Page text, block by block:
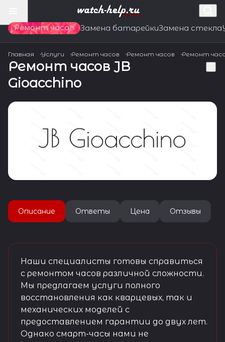
Ремонт часов Замена батарейкиЗамена стекла
Главная Услуги Ремонт часов Ремонт часов Ремонт
Ремонт часов JB
Gioacchino
Описание Ответы Цена Отзывы
Наши специалисты готовы справиться
с ремонтом часов различной сложности.
Мы предлагаем услуги полного
восстановления как кварцевых, так и
механических моделей с
предоставлением гарантии до двух лет.
Однако смарт-часы нами не